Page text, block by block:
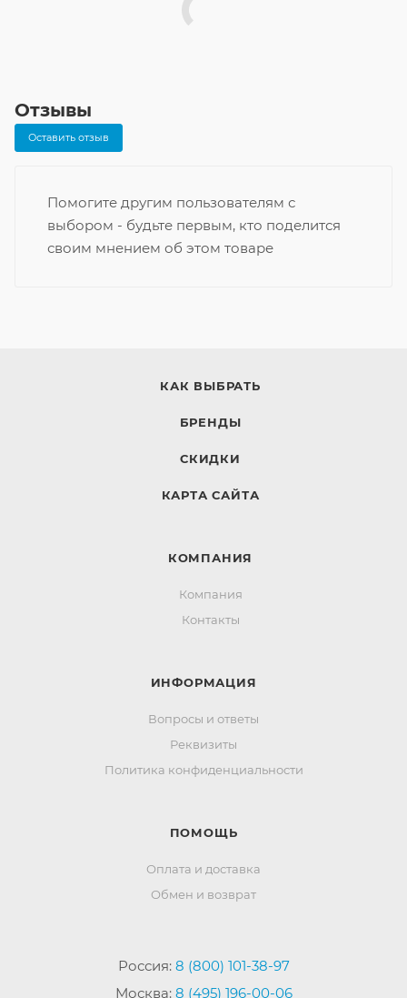
Отзывы
Оставить отзыв
Помогите другим пользователям с
выбором - будьте первым, кто поделится
своим мнением об этом товаре
КАК ВЫБРАТЬ
БРЕНДЫ
СКИДКИ
КАРТА САЙТА
КОМПАНИЯ
Компания
Контакты
ИНФОРМАЦИЯ
Вопросы и ответы
Реквизиты
Политика конфиденциальности
ПОМОЩЬ
Оплата и доставка
Обмен и возврат
Россия: 8 (800) 101-38-97
Москва: 8 (495) 196-00-06